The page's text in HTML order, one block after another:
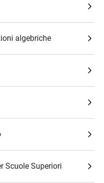
algebriche
Scuole Superiori